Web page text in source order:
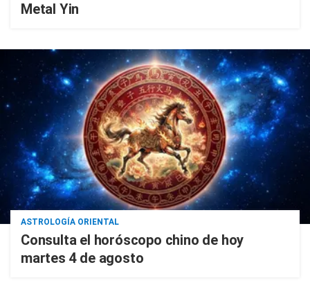
Metal Yin
ASTROLOGÍA ORIENTAL
Consulta el horóscopo chino de hoy
martes 4 de agosto